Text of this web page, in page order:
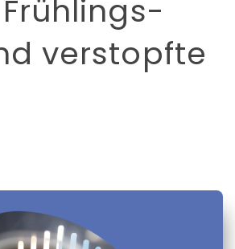
verstopfte